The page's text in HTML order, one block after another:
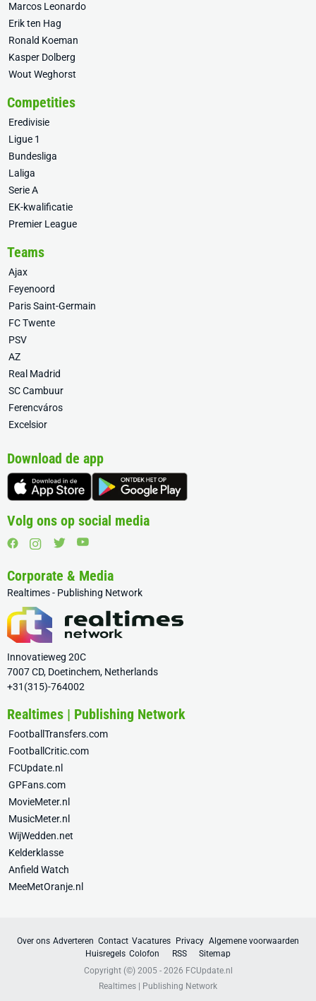
Marcos Leonardo
Erik ten Hag
Ronald Koeman
Kasper Dolberg
Wout Weghorst
Competities
Eredivisie
Ligue 1
Bundesliga
Laliga
Serie A
EK-kwalificatie
Premier League
Teams
Ajax
Feyenoord
Paris Saint-Germain
FC Twente
PSV
AZ
Real Madrid
SC Cambuur
Ferencváros
Excelsior
Download de app
Volg ons op social media
Corporate & Media
Realtimes - Publishing Network
Innovatieweg 20C
7007 CD, Doetinchem, Netherlands
+31(315)-764002
Realtimes | Publishing Network
FootballTransfers.com
FootballCritic.com
FCUpdate.nl
GPFans.com
MovieMeter.nl
MusicMeter.nl
WijWedden.net
Kelderklasse
Anfield Watch
MeeMetOranje.nl
Over ons Adverteren Contact Vacatures Privacy Algemene voorwaarden
Huisregels Colofon RSS
Sitemap
Copyright (©) 2005 - 2026 FCUpdate.nl
Realtimes | Publishing Network